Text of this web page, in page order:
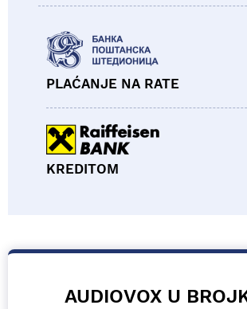
PLAĆANJE NA RATE
KREDITOM
AUDIOVOX U